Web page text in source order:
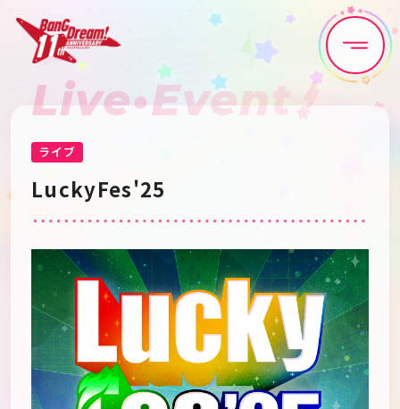
Home News
Live•Event
Game Media
Schedule About
Goods
Live•Event
ライブ
LuckyFes'25